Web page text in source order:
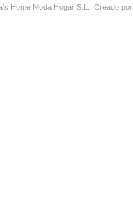
Home Moda Hogar S.L., Creado por